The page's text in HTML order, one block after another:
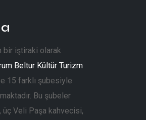
bir iştiraki olarak
Beltur Kültür Turizm
15 farklı şubesiyle
Bu şubeler
üç Veli Paşa kahvecisi,